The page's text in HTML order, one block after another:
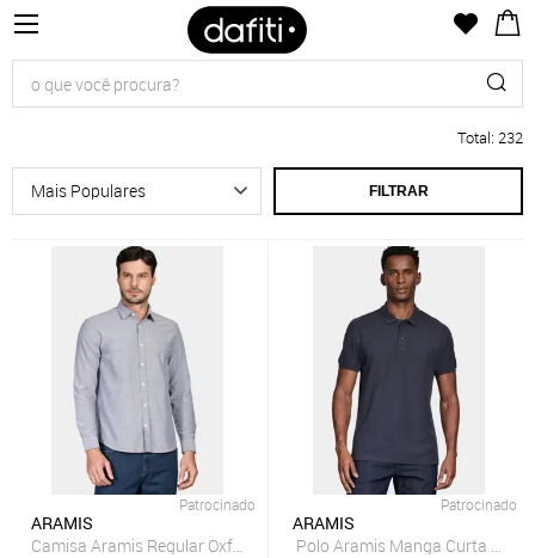
Total: 232
FILTRAR
Patrocinado
ARAMIS
Camisa Aramis Regular Oxford Marinho
Patrocinado
ARAMIS
Polo Aramis Manga Curta